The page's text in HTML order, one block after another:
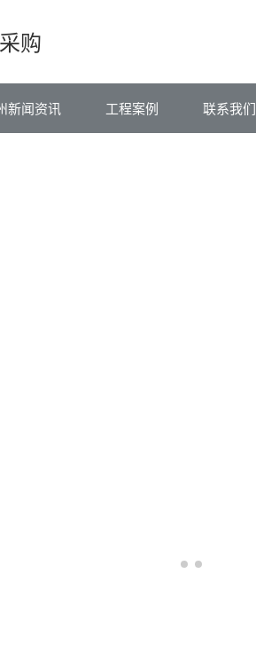
购
新闻资讯 工程案例 联系我们